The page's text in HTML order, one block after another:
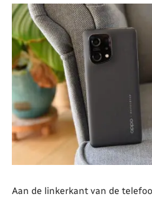
Aan de linkerkant van de